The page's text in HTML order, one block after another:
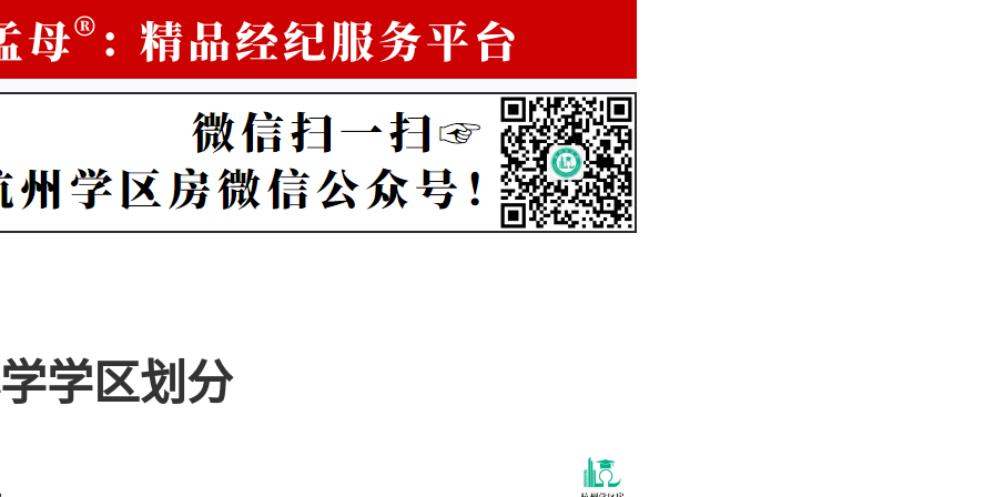
学区划分